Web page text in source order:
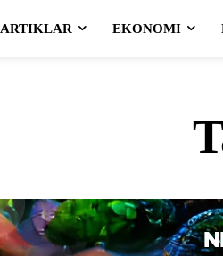
ARTIKLAR EKONOMI